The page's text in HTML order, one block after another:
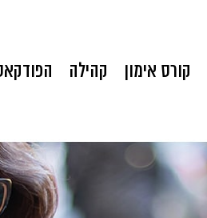
קורס אימון קהילה